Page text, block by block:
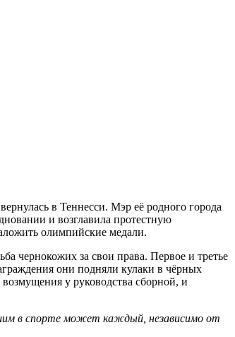
в Теннесси. Мэр её родного города
и возглавила протестную
олимпийские медали.
чернокожих за свои права. Первое и третье
они подняли кулаки в чёрных
у руководства сборной, и
в спорте может каждый, независимо от